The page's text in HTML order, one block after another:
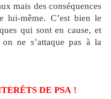
mais des conséquences
lui-même. C’est bien le
qui sont en cause, et
ne s’attaque pas à la
DE PSA !